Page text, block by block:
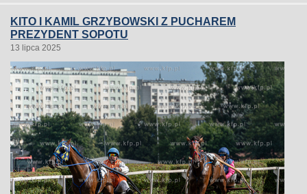
KITO I KAMIL GRZYBOWSKI Z PUCHAREM
PREZYDENT SOPOTU
13 lipca 2025